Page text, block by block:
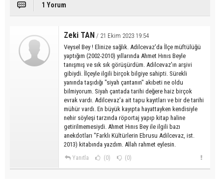
1 Yorum
Zeki TAN / 21 Ekim 2023 19:54
Veysel Bey ! Elinize sağlık. Adilcevaz'da İlçe müftülüğü
yaptığım (2002-2010) yıllarında Ahmet Hınıs Beyle
tanışmış ve sık sık görüşürdüm. Adilcevaz'ın arşivi
gibiydi. İlçeyle ilgili birçok bilgiye sahipti. Sürekli
yanında taşıdığı "siyah çantanın" akıbeti ne oldu
bilmiyorum. Siyah çantada tarihi değere haiz birçok
evrak vardı. Adilcevaz'a ait tapu kayıtları ve bir de tarihi
mühür vardı. En büyük kayıpta hayattayken kendisiyle
nehir söyleşi tarzında röportaj yapıp kitap haline
getirilmemesiydi. Ahmet Hınıs Bey ile ilgili bazı
anekdotları "Farklı Kültürlerin Ebrusu Adilcevaz, ist.
2013) kitabında yazdım. Allah rahmet eylesin.
Yanıtla (0) (0)